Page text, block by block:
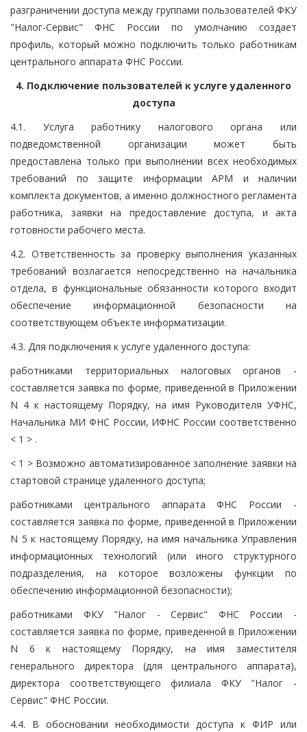
разграничении доступа между группами пользователей ФКУ
"Налог-Сервис" ФНС России по умолчанию создает
профиль, который можно подключить только работникам
центрального аппарата ФНС России.
4. Подключение пользователей к услуге удаленного
доступа
4.1. Услуга работнику налогового органа или
подведомственной организации может быть
предоставлена только при выполнении всех необходимых
требований по защите информации АРМ и наличии
комплекта документов, а именно должностного регламента
работника, заявки на предоставление доступа, и акта
готовности рабочего места.
4.2. Ответственность за проверку выполнения указанных
требований возлагается непосредственно на начальника
отдела, в функциональные обязанности которого входит
обеспечение информационной безопасности на
соответствующем объекте информатизации.
4.3. Для подключения к услуге удаленного доступа:
работниками территориальных налоговых органов -
составляется заявка по форме, приведенной в Приложении
N 4 к настоящему Порядку, на имя Руководителя УФНС,
Начальника МИ ФНС России, ИФНС России соответственно
< 1 > .
< 1 > Возможно автоматизированное заполнение заявки на
стартовой странице удаленного доступа;
работниками центрального аппарата ФНС России -
составляется заявка по форме, приведенной в Приложении
N 5 к настоящему Порядку, на имя начальника Управления
информационных технологий (или иного структурного
подразделения, на которое возложены функции по
обеспечению информационной безопасности);
работниками ФКУ "Налог - Сервис" ФНС России -
составляется заявка по форме, приведенной в Приложении
N 6 к настоящему Порядку, на имя заместителя
генерального директора (для центрального аппарата),
директора соответствующего филиала ФКУ "Налог -
Сервис" ФНС России.
4.4. В обосновании необходимости доступа к ФИР или